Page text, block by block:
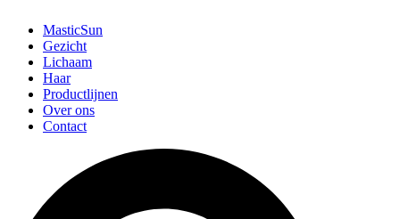
MasticSun
Gezicht
Lichaam
Haar
Productlijnen
Over ons
Contact